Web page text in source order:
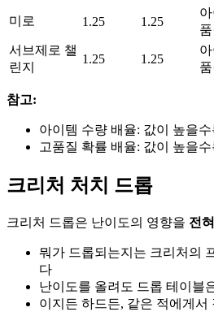
미로 1.25 1.25
서브제로 챌
린지
1.25 1.25
참고:
아이템 수량 배율: 값이 높을
고품질 확률 배율: 값이 높을
크리처 처치 드롭
크리처 드롭은 난이도의 영향을 전
뭐가 드롭되는지는 크리처의
다
난이도를 올려도 드롭 테이블
이지든 하드든, 같은 적에게서